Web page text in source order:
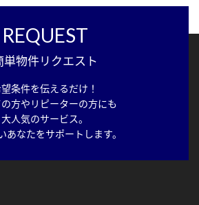
REQUEST
単物件リクエスト
条件を伝えるだけ！
方やリピーターの方にも
大人気のサービス。
あなたをサポートします。